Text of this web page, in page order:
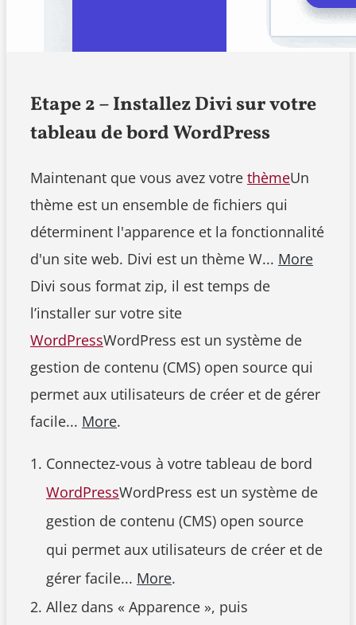
Etape 2 – Installez Divi sur votre
tableau de bord WordPress
Maintenant que vous avez votre thèmeUn
thème est un ensemble de fichiers qui
déterminent l'apparence et la fonctionnalité
d'un site web. Divi est un thème W... More
Divi sous format zip, il est temps de
l’installer sur votre site
WordPressWordPress est un système de
gestion de contenu (CMS) open source qui
permet aux utilisateurs de créer et de gérer
facile... More.
Connectez-vous à votre tableau de bord
WordPressWordPress est un système de
gestion de contenu (CMS) open source
qui permet aux utilisateurs de créer et de
gérer facile... More.
Allez dans « Apparence », puis